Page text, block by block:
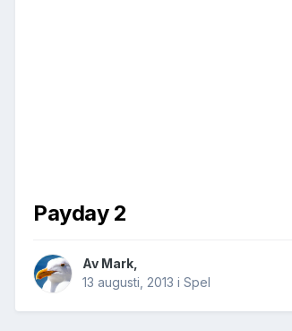
Payday 2
Av Mark
13 augusti, 2013 i Spel